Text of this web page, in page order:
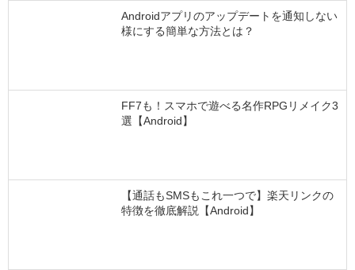
Androidアプリのアップデートを通知しない
様にする簡単な方法とは？
FF7も！スマホで遊べる名作RPGリメイク3
選【Android】
【通話もSMSもこれ一つで】楽天リンクの
特徴を徹底解説【Android】